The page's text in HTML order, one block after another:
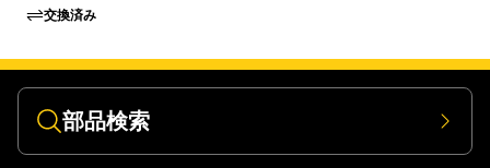
交換済み
部品検索